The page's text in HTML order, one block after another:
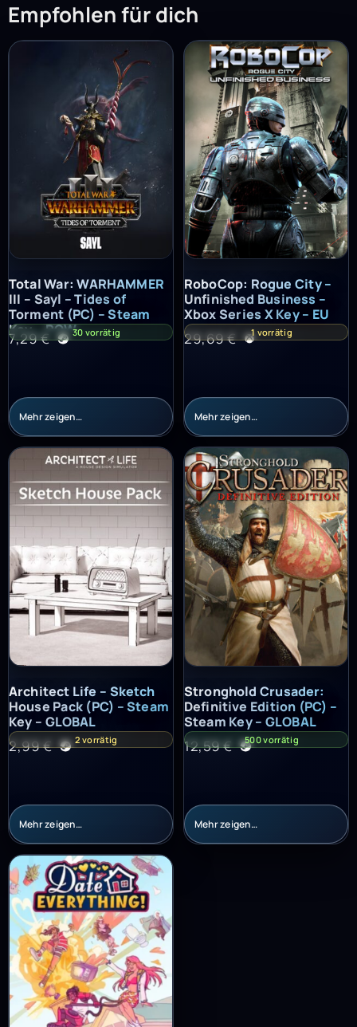
Empfohlen für dich
Total War: WARHAMMER III – Sayl – Tides of Torment (PC) –
Total War: WARHAMMER
III – Sayl – Tides of
Torment (PC) – Steam
Key – ROW
7,29€ 30 vorrätig
Mehr zeigen…
RoboCop: Rogue City –
RoboCop: Rogue City –
Unfinished Business –
Xbox Series X Key – EU
29,69€ 1 vorrätig
Mehr zeigen…
Architect Life – Sketch House Pack (PC) – Steam Key – GLOBAL
Architect Life – Sketch
House Pack (PC) – Steam
Key – GLOBAL
2,99€ 2 vorrätig
Mehr zeigen…
Stronghold Crusader: Definitive
Stronghold Crusader:
Definitive Edition (PC) –
Steam Key – GLOBAL
12,59€ 500 vorrätig
Mehr zeigen…